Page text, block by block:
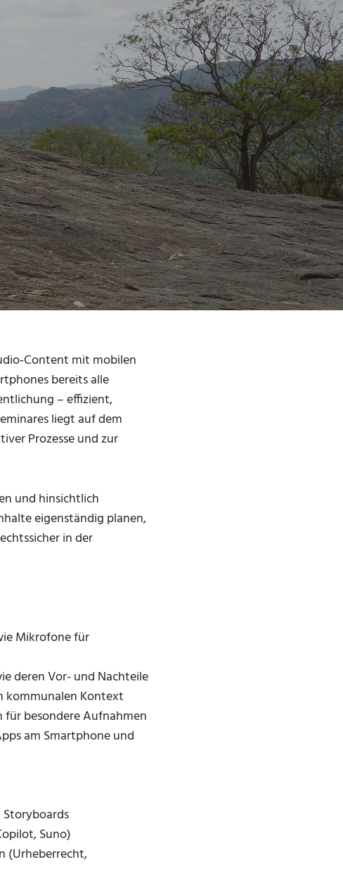
mit mobilen
bereits alle
– effizient,
liegt auf dem
Prozesse und zur
und hinsichtlich
eigenständig planen,
in der
Mikrofone für
deren Vor- und Nachteile
kommunalen Kontext
für besondere Aufnahmen
am Smartphone und
Suno)
(Urheberrecht,